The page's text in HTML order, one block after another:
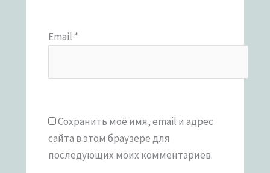
Email *
Сохранить моё имя, email и адрес
сайта в этом браузере для
последующих моих комментариев.